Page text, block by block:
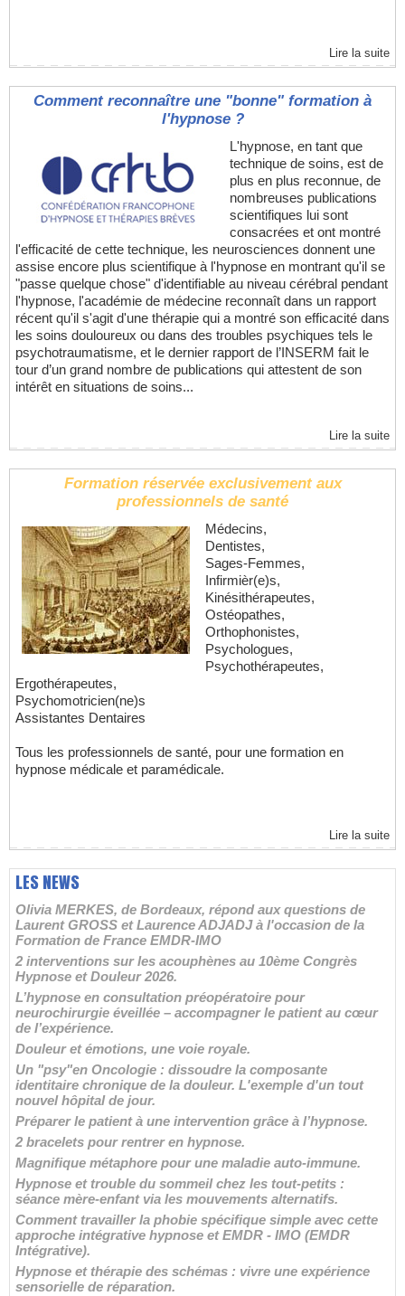
Lire la suite
Comment reconnaître une "bonne" formation à
l'hypnose ?
L'hypnose, en tant que
technique de soins, est de
plus en plus reconnue, de
nombreuses publications
scientifiques lui sont
consacrées et ont montré
l'efficacité de cette technique, les neurosciences donnent une
assise encore plus scientifique à l'hypnose en montrant qu'il se
"passe quelque chose" d'identifiable au niveau cérébral pendant
l'hypnose, l'académie de médecine reconnaît dans un rapport
récent qu'il s'agit d'une thérapie qui a montré son efficacité dans
les soins douloureux ou dans des troubles psychiques tels le
psychotraumatisme, et le dernier rapport de l’INSERM fait le
tour d’un grand nombre de publications qui attestent de son
intérêt en situations de soins...
Lire la suite
Formation réservée exclusivement aux
professionnels de santé
Médecins,
Dentistes,
Sages-Femmes,
Infirmièr(e)s,
Kinésithérapeutes,
Ostéopathes,
Orthophonistes,
Psychologues,
Psychothérapeutes,
Ergothérapeutes,
Psychomotricien(ne)s
Assistantes Dentaires
Tous les professionnels de santé, pour une formation en
hypnose médicale et paramédicale.
Lire la suite
LES NEWS
Olivia MERKES, de Bordeaux, répond aux questions de
Laurent GROSS et Laurence ADJADJ à l'occasion de la
Formation de France EMDR-IMO
2 interventions sur les acouphènes au 10ème Congrès
Hypnose et Douleur 2026.
L’hypnose en consultation préopératoire pour
neurochirurgie éveillée – accompagner le patient au cœur
de l’expérience.
Douleur et émotions, une voie royale.
Un "psy"en Oncologie : dissoudre la composante
identitaire chronique de la douleur. L'exemple d'un tout
nouvel hôpital de jour.
Préparer le patient à une intervention grâce à l’hypnose.
2 bracelets pour rentrer en hypnose.
Magnifique métaphore pour une maladie auto-immune.
Hypnose et trouble du sommeil chez les tout-petits :
séance mère-enfant via les mouvements alternatifs.
Comment travailler la phobie spécifique simple avec cette
approche intégrative hypnose et EMDR - IMO (EMDR
Intégrative).
Hypnose et thérapie des schémas : vivre une expérience
sensorielle de réparation.